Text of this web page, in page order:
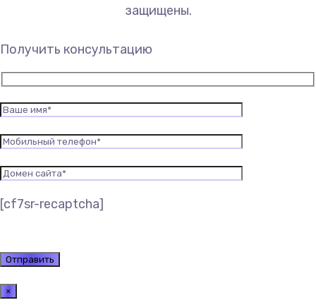
защищены.
Получить консультацию
[cf7sr-recaptcha]
×